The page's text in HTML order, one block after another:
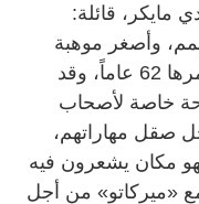
مايكر، قائلة:
وأصغر موهبة
لدينا عمرها 18 عاماً، بينما الأكبر عمرها 62 عاماً، وقد
خاصة لأصحاب
صقل مهاراتهم،
مكان يشعرون فيه
مع «ميركاتو» من أجل